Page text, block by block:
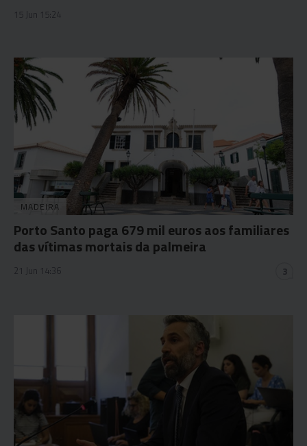
15 Jun 15:24
MADEIRA
Porto Santo paga 679 mil euros aos familiares
das vítimas mortais da palmeira
21 Jun 14:36 3